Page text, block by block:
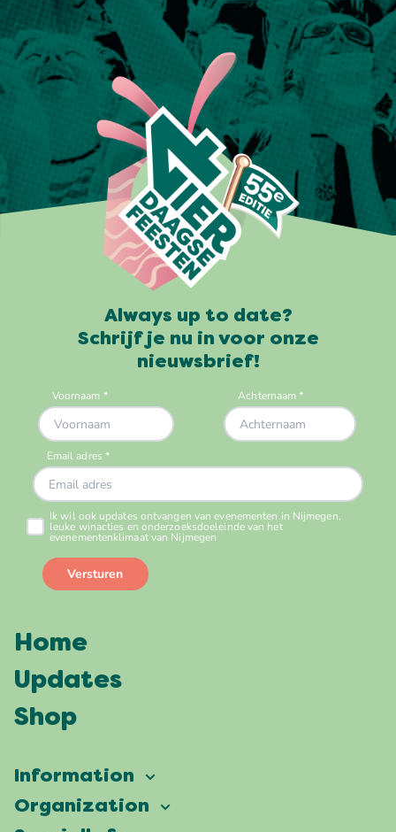
Always up to date?
Schrijf je nu in voor onze
nieuwsbrief!
Home
Updates
Shop
Information
Vierdaagsefeesten
Organization